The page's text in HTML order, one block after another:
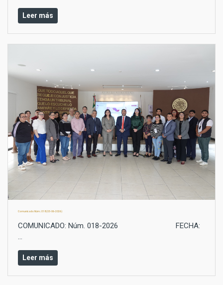
Leer más
Comunicado Núm.: 018 (03-06-2026)
COMUNICADO: Núm. 018-2026 FECHA:
Leer más